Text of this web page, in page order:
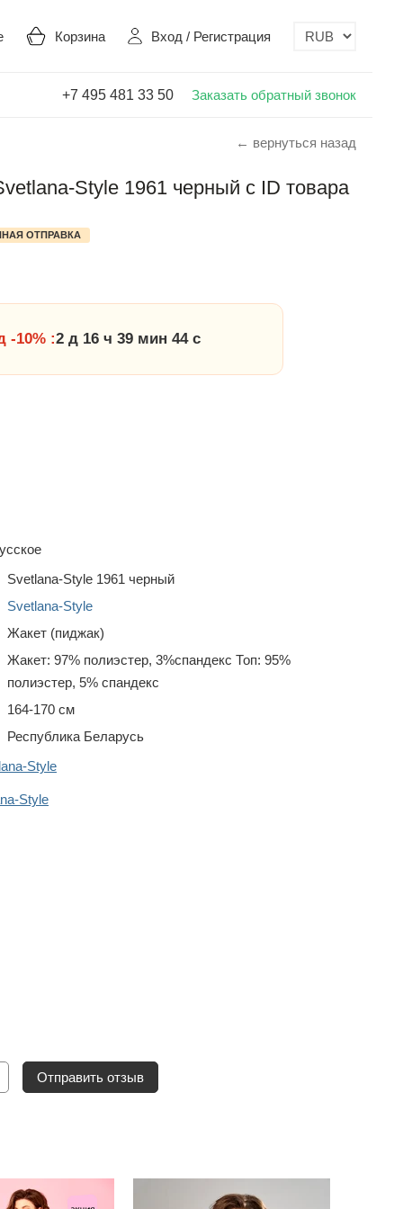
Корзина Вход / Регистрация
+7 495 481 33 50 Заказать обратный звонок
← вернуться назад
Style 1961 черный с ID товара
ОТПРАВКА
-10% :2 д 16 ч 39 мин 44 с
Svetlana-Style 1961 черный
Svetlana-Style
Жакет (пиджак)
Жакет: 97% полиэстер, 3%спандекс Топ: 95%
полиэстер, 5% спандекс
164-170 см
Республика Беларусь
Style
Style
Отправить отзыв